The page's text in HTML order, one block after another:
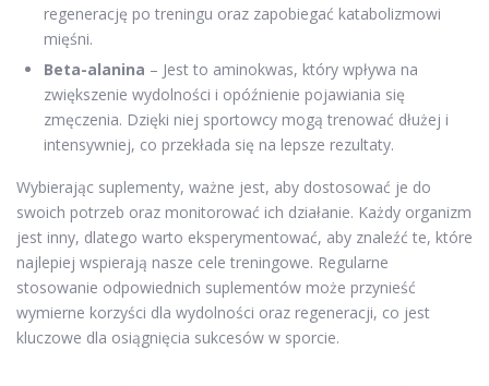
regenerację po treningu oraz zapobiegać katabolizmowi
mięśni.
Beta-alanina – Jest to aminokwas, który wpływa na
zwiększenie wydolności i opóźnienie pojawiania się
zmęczenia. Dzięki niej sportowcy mogą trenować dłużej i
intensywniej, co przekłada się na lepsze rezultaty.
Wybierając suplementy, ważne jest, aby dostosować je do
swoich potrzeb oraz monitorować ich działanie. Każdy organizm
jest inny, dlatego warto eksperymentować, aby znaleźć te, które
najlepiej wspierają nasze cele treningowe. Regularne
stosowanie odpowiednich suplementów może przynieść
wymierne korzyści dla wydolności oraz regeneracji, co jest
kluczowe dla osiągnięcia sukcesów w sporcie.